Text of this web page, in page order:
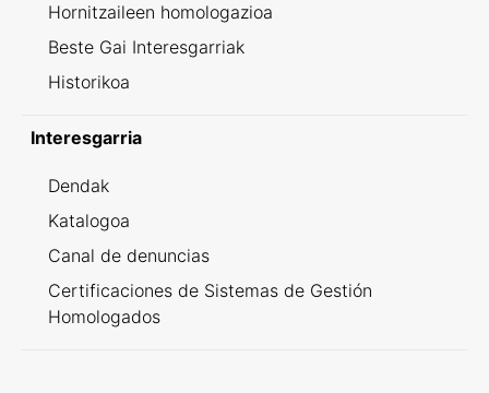
Hornitzaileen homologazioa
Beste Gai Interesgarriak
Historikoa
Interesgarria
Dendak
Katalogoa
Canal de denuncias
Certificaciones de Sistemas de Gestión
Homologados